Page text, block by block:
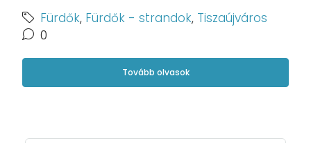
Fürdők, Fürdők - strandok, Tiszaújváros
0
Tovább olvasok